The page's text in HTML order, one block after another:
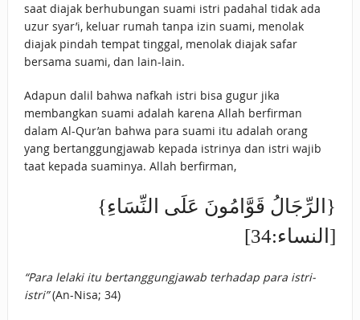
saat diajak berhubungan suami istri padahal tidak ada
uzur syar’i, keluar rumah tanpa izin suami, menolak
diajak pindah tempat tinggal, menolak diajak safar
bersama suami, dan lain-lain.
Adapun dalil bahwa nafkah istri bisa gugur jika
membangkan suami adalah karena Allah berfirman
dalam Al-Qur’an bahwa para suami itu adalah orang
yang bertanggungjawab kepada istrinya dan istri wajib
taat kepada suaminya. Allah berfirman,
{الرِّجَالُ قَوَّامُونَ عَلَى النِّسَاءِ}
[النساء:34]
“Para lelaki itu bertanggungjawab terhadap para istri-
istri”(An-Nisa; 34)